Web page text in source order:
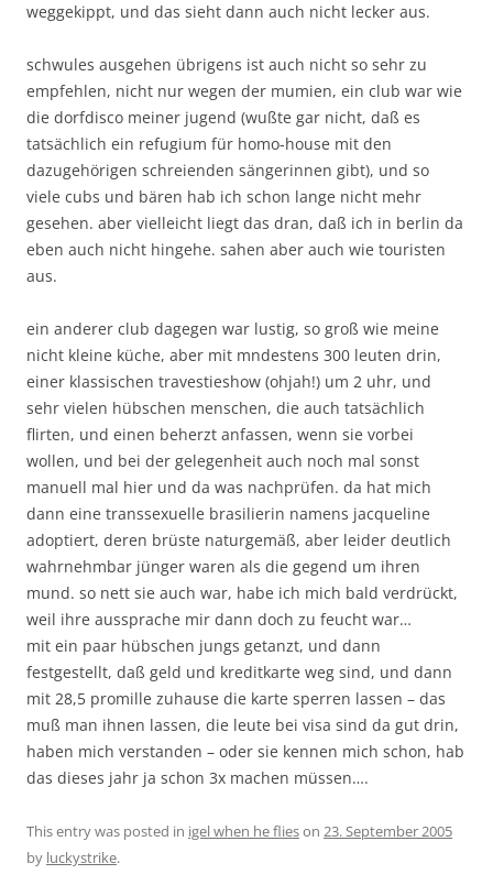
weggekippt, und das sieht dann auch nicht lecker aus.
schwules ausgehen übrigens ist auch nicht so sehr zu
empfehlen, nicht nur wegen der mumien, ein club war wie
die dorfdisco meiner jugend (wußte gar nicht, daß es
tatsächlich ein refugium für homo-house mit den
dazugehörigen schreienden sängerinnen gibt), und so
viele cubs und bären hab ich schon lange nicht mehr
gesehen. aber vielleicht liegt das dran, daß ich in berlin da
eben auch nicht hingehe. sahen aber auch wie touristen
aus.
ein anderer club dagegen war lustig, so groß wie meine
nicht kleine küche, aber mit mndestens 300 leuten drin,
einer klassischen travestieshow (ohjah!) um 2 uhr, und
sehr vielen hübschen menschen, die auch tatsächlich
flirten, und einen beherzt anfassen, wenn sie vorbei
wollen, und bei der gelegenheit auch noch mal sonst
manuell mal hier und da was nachprüfen. da hat mich
dann eine transsexuelle brasilierin namens jacqueline
adoptiert, deren brüste naturgemäß, aber leider deutlich
wahrnehmbar jünger waren als die gegend um ihren
mund. so nett sie auch war, habe ich mich bald verdrückt,
weil ihre aussprache mir dann doch zu feucht war…
mit ein paar hübschen jungs getanzt, und dann
festgestellt, daß geld und kreditkarte weg sind, und dann
mit 28,5 promille zuhause die karte sperren lassen – das
muß man ihnen lassen, die leute bei visa sind da gut drin,
haben mich verstanden – oder sie kennen mich schon, hab
das dieses jahr ja schon 3x machen müssen….
This entry was posted in igel when he flieson 23. September 2005
by luckystrike.